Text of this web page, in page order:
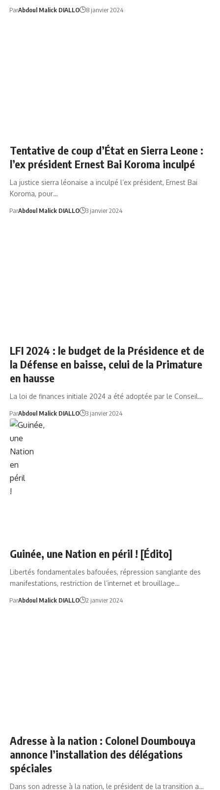
ParAbdoul Malick DIALLO 8 janvier 2024
Tentative de coup d’État en Sierra Leone :
l’ex président Ernest Bai Koroma inculpé
La justice sierra léonaise a inculpé l’ex président, Ernest Bai
Koroma, pour…
ParAbdoul Malick DIALLO 3 janvier 2024
LFI 2024 : le budget de la Présidence et de
la Défense en baisse, celui de la Primature
en hausse
La loi de finances initiale 2024 a été adoptée par le Conseil…
ParAbdoul Malick DIALLO 3 janvier 2024
Guinée, une Nation en péril ! [Édito]
Libertés fondamentales bafouées, répression sanglante des
manifestations, restriction de l’internet et brouillage…
ParAbdoul Malick DIALLO 2 janvier 2024
Adresse à la nation : Colonel Doumbouya
annonce l’installation des délégations
spéciales
Dans son adresse à la nation, le président de la transition a…